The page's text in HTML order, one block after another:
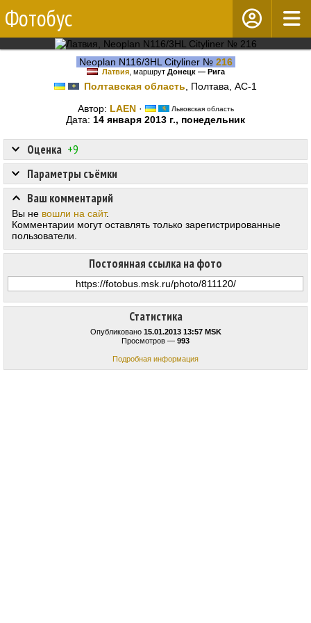
Фотобус
Neoplan N116/3HL Cityliner № 216
Латвия, маршрут Донецк — Рига
Полтавская область , Полтава, АС-1
Автор: LAEN· Львовская область
Дата: 14 января 2013 г., понедельник
Статистика
Опубликовано 15.01.2013 13:57 MSK
Просмотров — 993
Подробная информация
Оценка +9
Постоянная ссылка на фото
Параметры съёмки
Ваш комментарий
Вы не вошли на сайт.
Комментарии могут оставлять только зарегистрированные
пользователи.